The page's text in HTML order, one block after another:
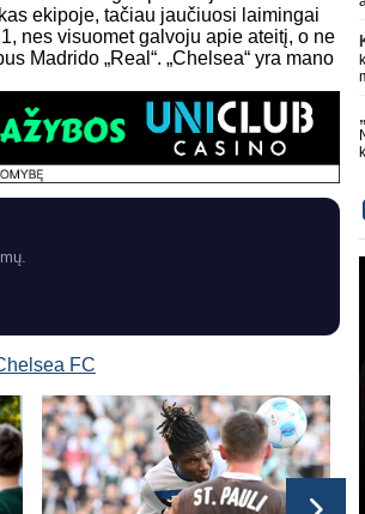
ekipoje, tačiau jaučiuosi laimingai
nes visuomet galvoju apie ateitį, o ne
Madrido „Real“. „Chelsea“ yra mano
FC